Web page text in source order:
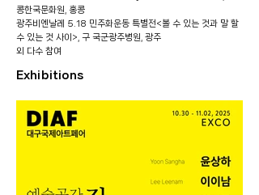
콩한국문화원, 홍콩
광주비엔날레 5.18 민주화운동 특별전<볼 수 있는 것과 말 할
수 있는 것 사이>, 구 국군광주병원, 광주
외 다수 참여
Exhibitions